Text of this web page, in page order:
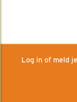
Log in of meld